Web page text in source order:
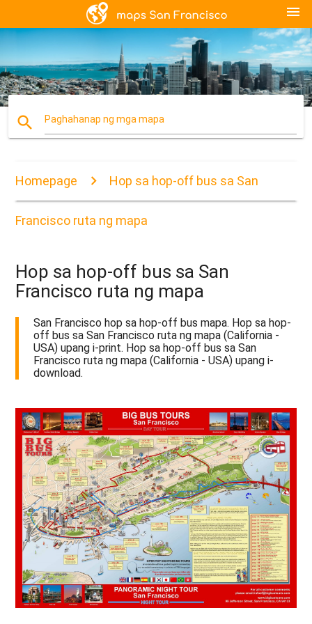
menu
search Paghahanap ng mga mapa
Homepage Hop sa hop-off bus sa San
Francisco ruta ng mapa
Hop sa hop-off bus sa San
Francisco ruta ng mapa
San Francisco hop sa hop-off bus mapa. Hop sa hop-
off bus sa San Francisco ruta ng mapa (California -
USA) upang i-print. Hop sa hop-off bus sa San
Francisco ruta ng mapa (California - USA) upang i-
download.